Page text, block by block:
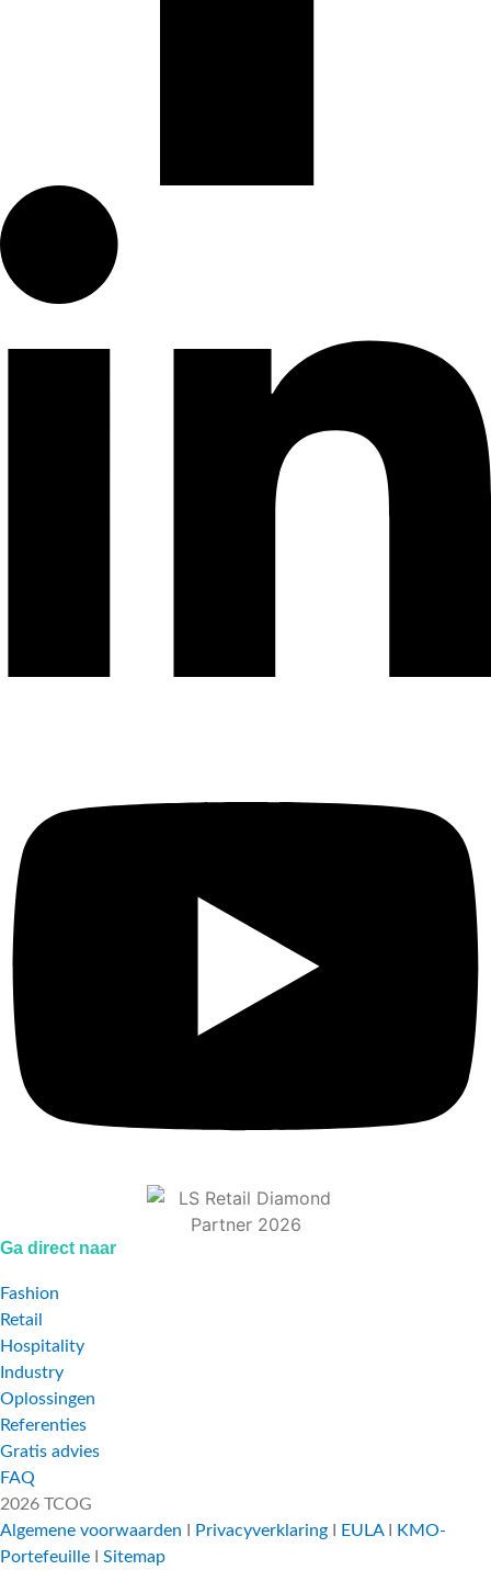
Ga direct naar
Fashion
Retail
Hospitality
Industry
Oplossingen
Referenties
Gratis advies
FAQ
2026 TCOG
Algemene voorwaarden
Privacyverklaring EULAI
KMO-
Portefeuille
Sitemap